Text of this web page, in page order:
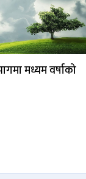
मध्यम वर्षाको